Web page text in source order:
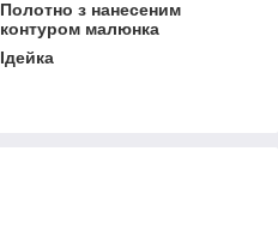
Полотно з нанесеним
контуром малюнка
Ідейка